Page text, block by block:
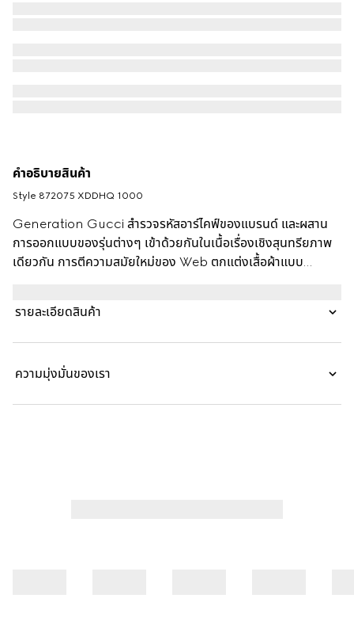
คำอธิบายสินค้า
Style ‎872075 XDDHQ 1000
Generation Gucci สำรวจรหัสอาร์ไคฟ์ของแบรนด์ และผสาน
การออกแบบของรุ่นต่างๆ เข้าด้วยกันในเนื้อเรื่องเชิงสุนทรียภาพ
เดียวกัน การตีความสมัยใหม่ของ Web ตกแต่งเสื้อผ้าแบบ
ที่ผ่านการรับรองมาตรฐาน ซึ่งได้รับการตกแต่งด้วยรายละเอียด
รายละเอียดสินค้า
ความมุ่งมั่นของเรา